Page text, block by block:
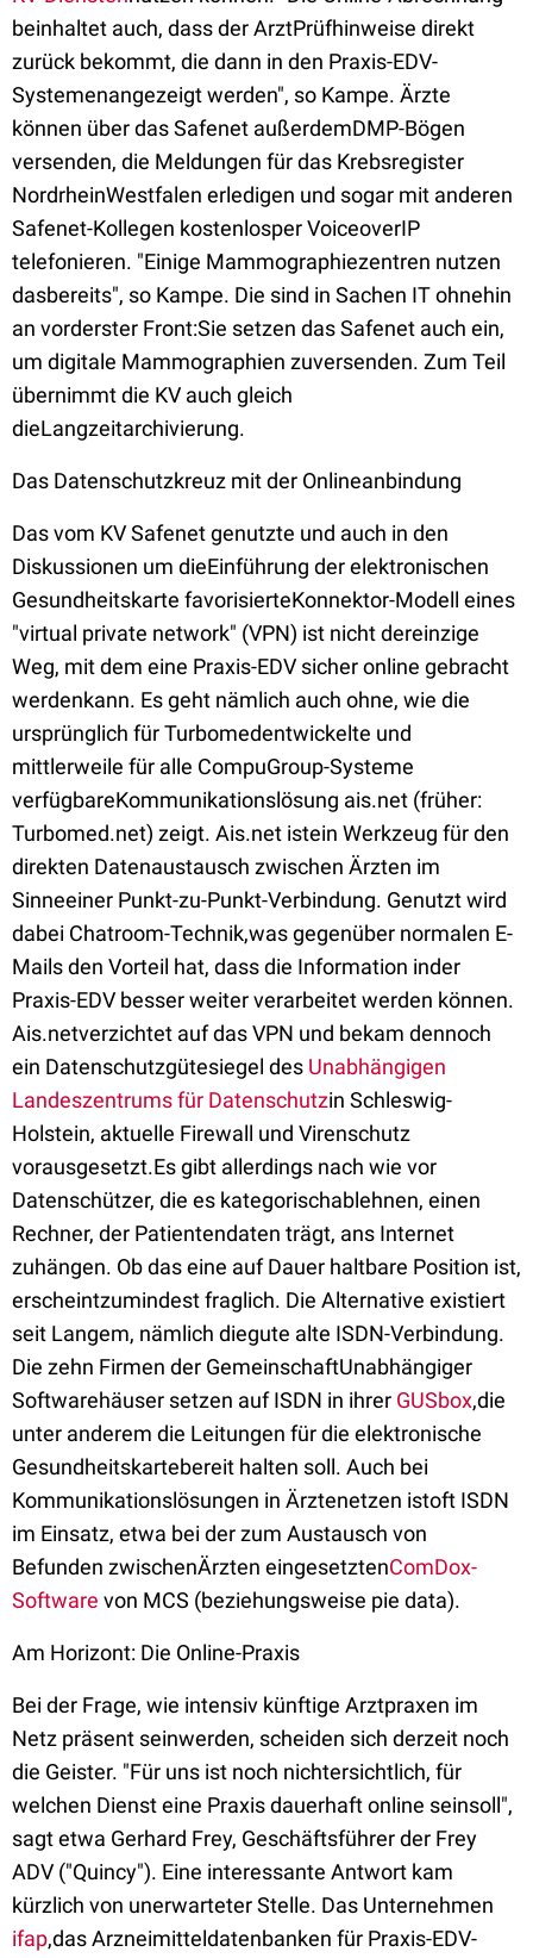
beinhaltet auch, dass der ArztPrüfhinweise direkt
zurück bekommt, die dann in den Praxis-EDV-
Systemenangezeigt werden", so Kampe. Ärzte
können über das Safenet außerdemDMP-Bögen
versenden, die Meldungen für das Krebsregister
NordrheinWestfalen erledigen und sogar mit anderen
Safenet-Kollegen kostenlosper VoiceoverIP
telefonieren. "Einige Mammographiezentren nutzen
dasbereits", so Kampe. Die sind in Sachen IT ohnehin
an vorderster Front:Sie setzen das Safenet auch ein,
um digitale Mammographien zuversenden. Zum Teil
übernimmt die KV auch gleich
dieLangzeitarchivierung.
Das Datenschutzkreuz mit der Onlineanbindung
Das vom KV Safenet genutzte und auch in den
Diskussionen um dieEinführung der elektronischen
Gesundheitskarte favorisierteKonnektor-Modell eines
"virtual private network" (VPN) ist nicht dereinzige
Weg, mit dem eine Praxis-EDV sicher online gebracht
werdenkann. Es geht nämlich auch ohne, wie die
ursprünglich für Turbomedentwickelte und
mittlerweile für alle CompuGroup-Systeme
verfügbareKommunikationslösung ais.net (früher:
Turbomed.net) zeigt. Ais.net istein Werkzeug für den
direkten Datenaustausch zwischen Ärzten im
Sinneeiner Punkt-zu-Punkt-Verbindung. Genutzt wird
dabei Chatroom-Technik,was gegenüber normalen E-
Mails den Vorteil hat, dass die Information inder
Praxis-EDV besser weiter verarbeitet werden können.
Ais.netverzichtet auf das VPN und bekam dennoch
ein Datenschutzgütesiegel des Unabhängigen
Landeszentrums für Datenschutzin Schleswig-
Holstein, aktuelle Firewall und Virenschutz
vorausgesetzt.Es gibt allerdings nach wie vor
Datenschützer, die es kategorischablehnen, einen
Rechner, der Patientendaten trägt, ans Internet
zuhängen. Ob das eine auf Dauer haltbare Position ist,
erscheintzumindest fraglich. Die Alternative existiert
seit Langem, nämlich diegute alte ISDN-Verbindung.
Die zehn Firmen der GemeinschaftUnabhängiger
Softwarehäuser setzen auf ISDN in ihrer GUSbox,die
unter anderem die Leitungen für die elektronische
Gesundheitskartebereit halten soll. Auch bei
Kommunikationslösungen in Ärztenetzen istoft ISDN
im Einsatz, etwa bei der zum Austausch von
Befunden zwischenÄrzten eingesetztenComDox-
Software von MCS (beziehungsweise pie data).
Am Horizont: Die Online-Praxis
Bei der Frage, wie intensiv künftige Arztpraxen im
Netz präsent seinwerden, scheiden sich derzeit noch
die Geister. "Für uns ist noch nichtersichtlich, für
welchen Dienst eine Praxis dauerhaft online seinsoll",
sagt etwa Gerhard Frey, Geschäftsführer der Frey
ADV ("Quincy"). Eine interessante Antwort kam
kürzlich von unerwarteter Stelle. Das Unternehmen
ifap,das Arzneimitteldatenbanken für Praxis-EDV-